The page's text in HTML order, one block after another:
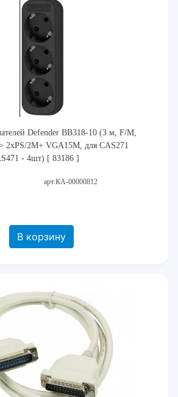
Defender BB318-10 (3 м, F/M,
2xPS/2M+ VGA15M, для CAS271
- 4шт) [ 83186 ]
арт:КА-00000812
В корзину